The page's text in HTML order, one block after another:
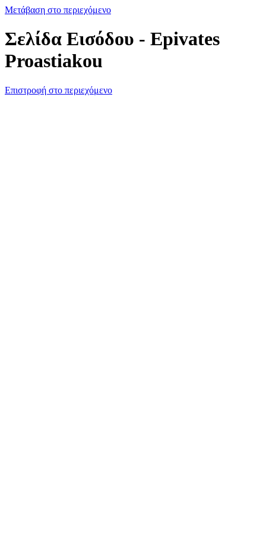
Μετάβαση στο περιεχόμενο
Σελίδα Εισόδου - Epivates
Proastiakou
Επιστροφή στο περιεχόμενο